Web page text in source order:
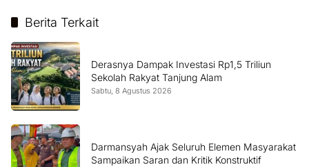
Berita Terkait
Derasnya Dampak Investasi Rp1,5 Triliun
Sekolah Rakyat Tanjung Alam
Sabtu, 8 Agustus 2026
Darmansyah Ajak Seluruh Elemen Masyarakat
Sampaikan Saran dan Kritik Konstruktif